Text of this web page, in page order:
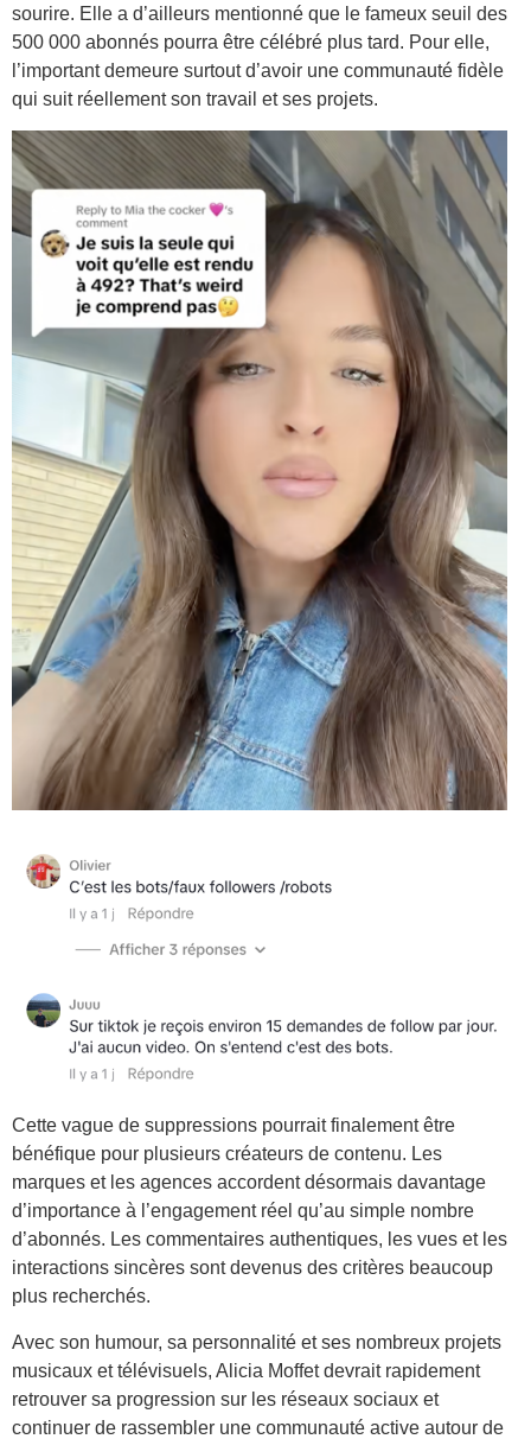
sourire. Elle a d’ailleurs mentionné que le fameux seuil des
500 000 abonnés pourra être célébré plus tard. Pour elle,
l’important demeure surtout d’avoir une communauté fidèle
qui suit réellement son travail et ses projets.
Cette vague de suppressions pourrait finalement être
bénéfique pour plusieurs créateurs de contenu. Les
marques et les agences accordent désormais davantage
d’importance à l’engagement réel qu’au simple nombre
d’abonnés. Les commentaires authentiques, les vues et les
interactions sincères sont devenus des critères beaucoup
plus recherchés.
Avec son humour, sa personnalité et ses nombreux projets
musicaux et télévisuels, Alicia Moffet devrait rapidement
retrouver sa progression sur les réseaux sociaux et
continuer de rassembler une communauté active autour de